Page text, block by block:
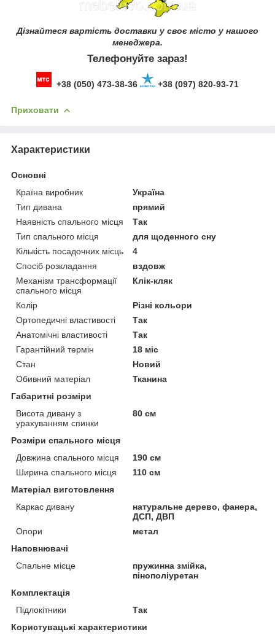
Дізнайтеся вартість доставки у своє місто у нашого
менеджера.
Телефонуйте зараз!
+38 (050) 473-38-36 +38 (097) 820-93-71
Приховати
Характеристики
Основні
Країна виробник
Україна
Тип дивана
прямий
Наявність спального місця
Так
Тип спального місця
для щоденного сну
Кількість посадочних місць
4
Спосіб розкладання
вздовж
Механізм трансформації
спального місця
Клік-кляк
Колір
Різні кольори
Ортопедичні властивості
Так
Анатомічні властивості
Так
Гарантійний термін
18 міс
Стан
Новий
Обивний матеріал
Тканина
Габаритні розміри
Висота дивану з
урахуванням спинки
80 см
Розміри спального місця
Довжина спального місця
190 см
Ширина спального місця
110 см
Матеріал виготовлення
Каркас дивану
натуральне дерево, фанера,
ДСП, ДВП
Опори
метал
Наповнювачі
Спальне місце
пружинна змійка,
пінополіуретан
Комплектація
Підлокітники
Так
Користувацькi характеристики